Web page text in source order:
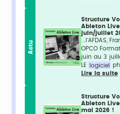
Actu
Structure
Ableton
juin/juillet
...l'AFDAS,
OPCO
juin au 3
LE logiciel
Lire la suite
Structure
Ableton
mai 2026 !